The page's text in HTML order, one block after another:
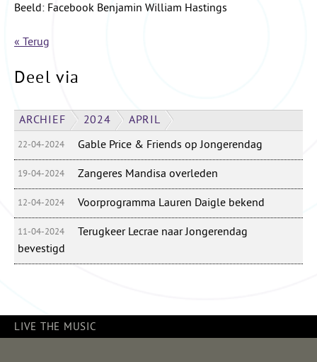
Beeld: Facebook Benjamin William Hastings
« Terug
Deel via
ARCHIEF 2024 APRIL
22-04-2024 Gable Price & Friends op Jongerendag
19-04-2024 Zangeres Mandisa overleden
12-04-2024 Voorprogramma Lauren Daigle bekend
11-04-2024
Terugkeer Lecrae naar Jongerendag
bevestigd
LIVE THE MUSIC